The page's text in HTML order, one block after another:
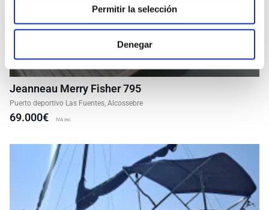
Permitir la selección
Denegar
Jeanneau Merry Fisher 795
Puerto deportivo Las Fuentes, Alcossebre
69.000€ IVA inc.